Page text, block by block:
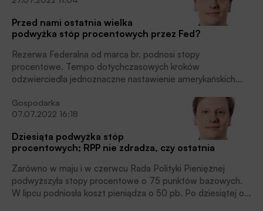
Przed nami ostatnia wielka
podwyżka stóp procentowych przez Fed?
Rezerwa Federalna od marca br. podnosi stopy
procentowe. Tempo dotychczasowych kroków
odzwierciedla jednoznaczne nastawienie amerykańskich
rozpoczął się ruchem o 25 punktów bazowych. W maju
kontynuowano go dwukrotnie wyższym podwyższeniem
stóp. W czerwcu sięgnięto po największą od 1994 r.
podwyżkę – o 75 punktów bazowych. Spodziewamy się,
że taki […]
Gospodarka
07.07.2022 16:18
Dziesiąta podwyżka stóp
procentowych; RPP nie zdradza, czy ostatnia
Zarówno w maju i w czerwcu Rada Polityki Pieniężnej
podwyższyła stopy procentowe o 75 punktów bazowych.
W lipcu podniosła koszt pieniądza o 50 pb. Po dziesiątej od